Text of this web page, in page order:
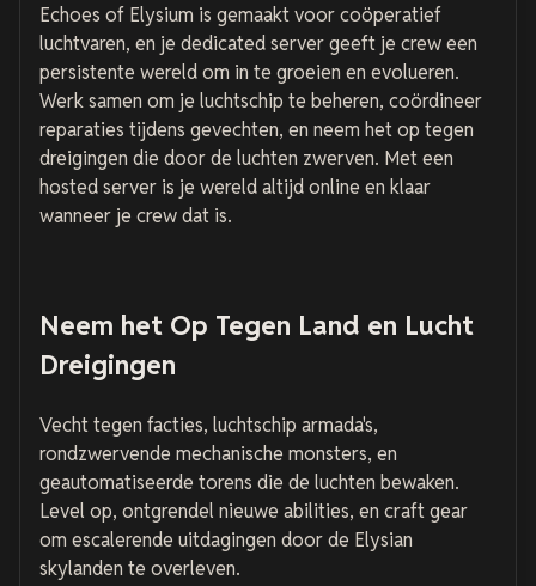
Echoes of Elysium is gemaakt voor coöperatief
luchtvaren, en je dedicated server geeft je crew een
persistente wereld om in te groeien en evolueren.
Werk samen om je luchtschip te beheren, coördineer
reparaties tijdens gevechten, en neem het op tegen
dreigingen die door de luchten zwerven. Met een
hosted server is je wereld altijd online en klaar
wanneer je crew dat is.
Neem het Op Tegen Land en Lucht
Dreigingen
Vecht tegen facties, luchtschip armada's,
rondzwervende mechanische monsters, en
geautomatiseerde torens die de luchten bewaken.
Level op, ontgrendel nieuwe abilities, en craft gear
om escalerende uitdagingen door de Elysian
skylanden te overleven.